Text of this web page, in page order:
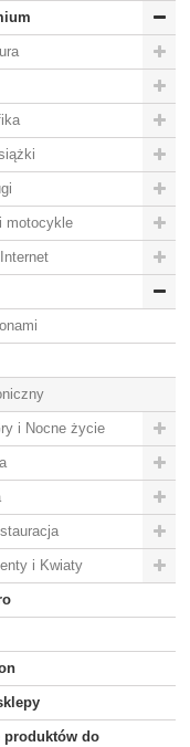
motocykle
i Nocne życie
i Kwiaty
produktów do